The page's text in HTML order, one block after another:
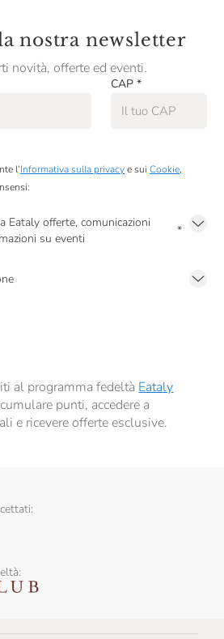
nostra newsletter
novità, offerte ed eventi.
CAP *
l’Informativa sulla privacye sui Cookie,
Eataly offerte, comunicazioni
su eventi
*
personalizzate, in caso di consenso prestato ai
al programma fedeltà Eataly
punti, accedere a
e ricevere offerte esclusive.